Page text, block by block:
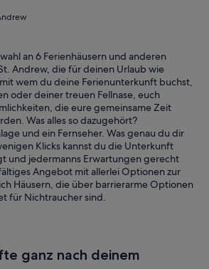
an 6 Ferienhäusern und anderen
Andrew, die für deinen Urlaub wie
wem du deine Ferienunterkunft buchst,
oder deiner treuen Fellnase, euch
die eure gemeinsame Zeit
Was alles so dazugehört?
und ein Fernseher. Was genau du dir
Klicks kannst du die Unterkunft
und jedermanns Erwartungen gerecht
Angebot mit allerlei Optionen zur
Häusern, die über barrierarme Optionen
für Nichtraucher sind.
ganz nach deinem